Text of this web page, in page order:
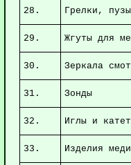
28.
29.
30.
31.
32.
33. Изделия